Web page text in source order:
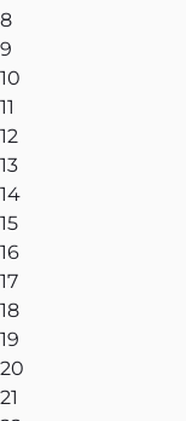
8
9
10
11
12
13
14
15
16
17
18
19
20
21